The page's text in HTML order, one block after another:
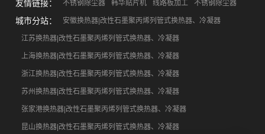
友情链接：
不锈钢除尘器 韩华贴片机 线路板加工 不锈钢除尘器
城市分站： 安徽换热器|改性石墨聚丙烯列管式换热器、冷凝器
江苏换热器|改性石墨聚丙烯列管式换热器、冷凝器
上海换热器|改性石墨聚丙烯列管式换热器、冷凝器
浙江换热器|改性石墨聚丙烯列管式换热器、冷凝器
苏州换热器|改性石墨聚丙烯列管式换热器、冷凝器
张家港换热器|改性石墨聚丙烯列管式换热器、冷凝器
昆山换热器|改性石墨聚丙烯列管式换热器、冷凝器